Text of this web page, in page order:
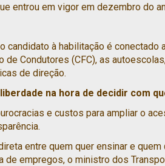
entrou em vigor em dezembro do
candidato à habilitação é
Condutores (CFC), as
de direção.
na hora de decidir com
e custos para ampliar o
entre quem quer ensinar e
de empregos, o ministro dos